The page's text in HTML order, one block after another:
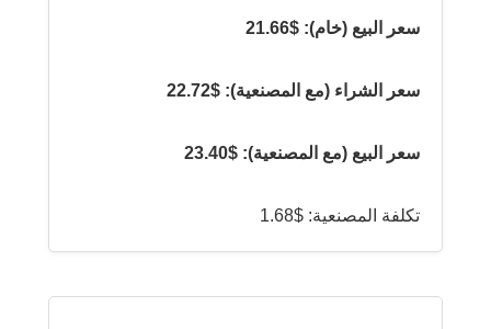
سعر البيع (خام): $21.66
سعر الشراء (مع المصنعية): $22.72
سعر البيع (مع المصنعية): $23.40
تكلفة المصنعية: $1.68